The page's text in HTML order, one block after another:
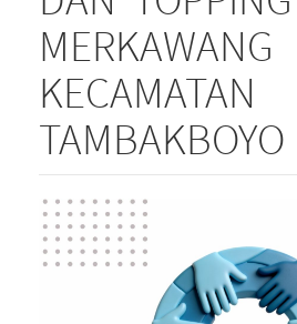
MERKAWANG
KECAMATAN
TAMBAKBOYO
Article
Sidebar